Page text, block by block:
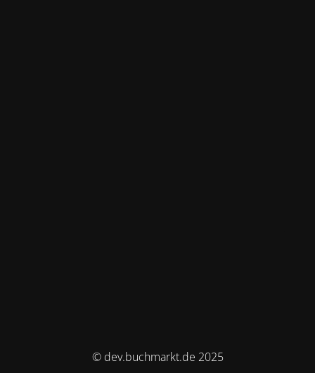
© dev.buchmarkt.de 2025